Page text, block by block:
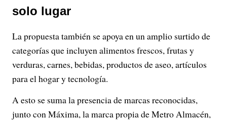
solo lugar
La propuesta también se apoya en un amplio surtido de
categorías que incluyen alimentos frescos, frutas y
verduras, carnes, bebidas, productos de aseo, artículos
para el hogar y tecnología.
A esto se suma la presencia de marcas reconocidas,
junto con Máxima, la marca propia de Metro Almacén,